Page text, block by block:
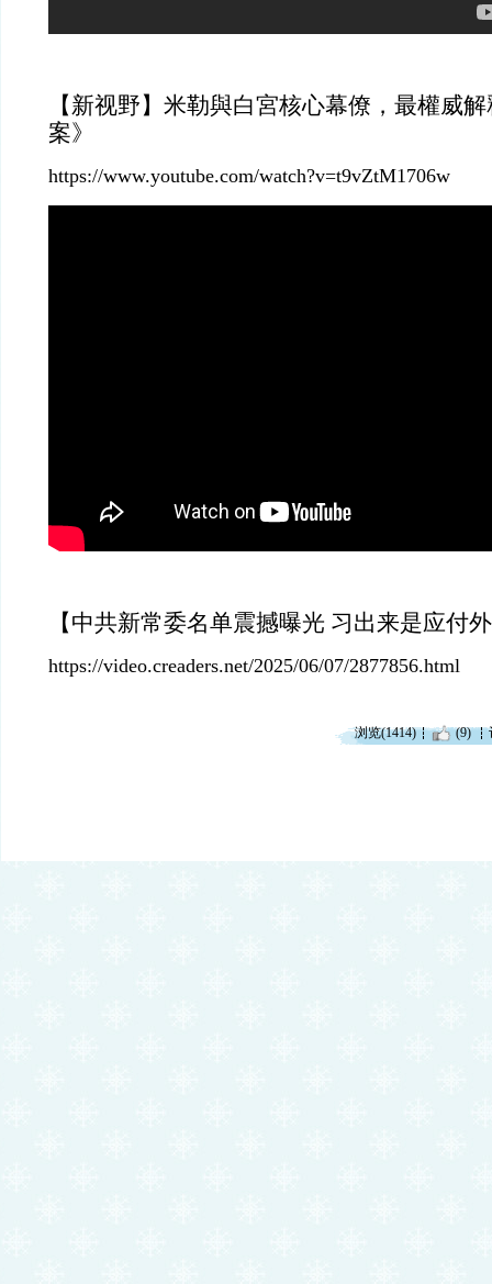
【新视野】米勒與白宮核心幕僚，最權威
案》
https://www.youtube.com/watch?v=t9vZtM1706w
【中共新常委名单震撼曝光 习出来是应付
https://video.creaders.net/2025/06/07/2877856.html
浏览(1414) (9)